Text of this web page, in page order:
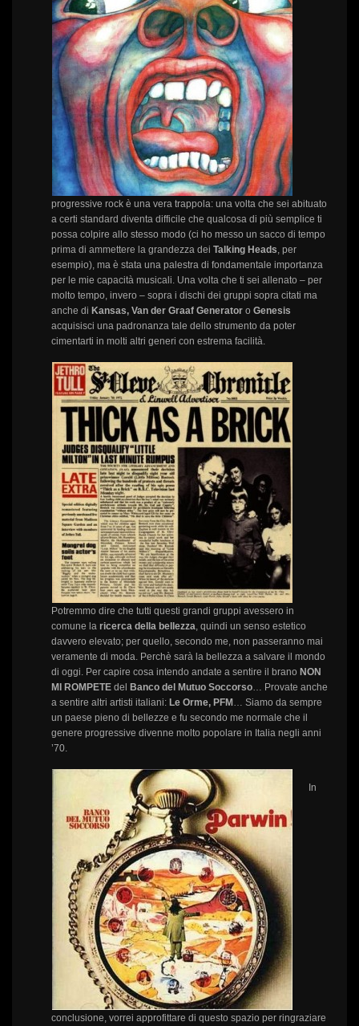
progressive rock è una vera trappola: una volta che sei abituato
a certi standard diventa difficile che qualcosa di più semplice ti
possa colpire allo stesso modo (ci ho messo un sacco di tempo
prima di ammettere la grandezza dei Talking Heads , per
esempio), ma è stata una palestra di fondamentale importanza
per le mie capacità musicali. Una volta che ti sei allenato – per
molto tempo, invero – sopra i dischi dei gruppi sopra citati ma
anche di Kansas, Van der Graaf Generatoro Genesis
acquisisci una padronanza tale dello strumento da poter
cimentarti in molti altri generi con estrema facilità.
Potremmo dire che tutti questi grandi gruppi avessero in
comune la ricerca della bellezza , quindi un senso estetico
davvero elevato; per quello, secondo me, non passeranno mai
veramente di moda. Perchè sarà la bellezza a salvare il mondo
di oggi. Per capire cosa intendo andate a sentire il brano NON
MI ROMPETEdel Banco del Mutuo Soccorso… Provate anche
a sentire altri artisti italiani: Le Orme, PFM… Siamo da sempre
un paese pieno di bellezze e fu secondo me normale che il
genere progressive divenne molto popolare in Italia negli anni
’70.
In
conclusione, vorrei approfittare di questo spazio per ringraziare